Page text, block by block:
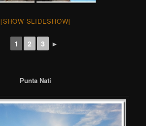
[SHOW SLIDESHOW]
1 2 3 ►
Punta Nati